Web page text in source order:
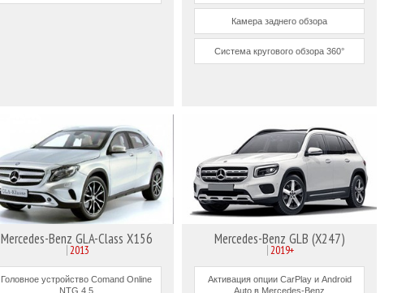
Камера заднего обзора
Система кругового обзора 360°
Mercedes-Benz GLA-Class X156
2013
Головное устройство Comand Online
NTG 4.5
Mercedes-Benz GLB (X247)
2019+
Активация опции CarPlay и Android
Auto в Mercedes-Benz